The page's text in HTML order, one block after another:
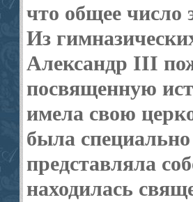
что общее число
Из
Александр III
посвященную
имела свою
была
представляла
находилась